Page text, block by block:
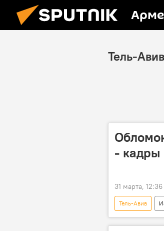
Тель-Авив
- кадры
31 марта, 12:36
Тель-Авив